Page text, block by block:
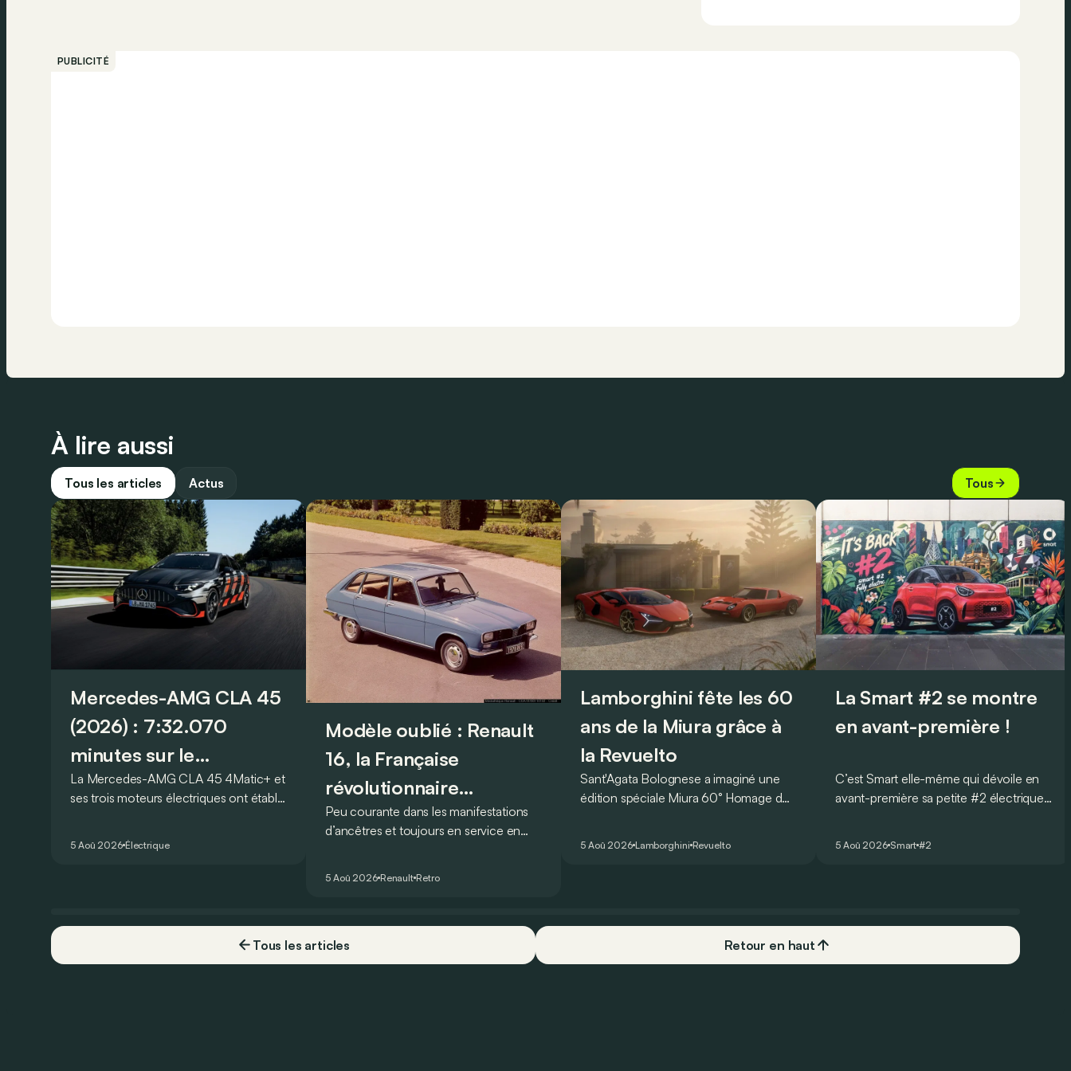
PUBLICITÉ
À lire aussi
Tous les articles Actus Tous
Mercedes-AMG CLA 45
(2026) : 7:32.070
minutes sur le
Nürburgring
La Mercedes-AMG CLA 45 4Matic+ et
ses trois moteurs électriques ont établi
5 Aoû 2026 Électrique
Modèle oublié : Renault
16, la Française
révolutionnaire
injustement méconnue !
Peu courante dans les manifestations
d’ancêtres et toujours en service en
5 Aoû 2026 Renault Retro
Lamborghini fête les 60
ans de la Miura grâce à
la Revuelto
Sant'Agata Bolognese a imaginé une
édition spéciale Miura 60° Homage de
5 Aoû 2026 Lamborghini Revuelto
La Smart #2 se montre
en avant-première !
C’est Smart elle-même qui dévoile en
avant-première sa petite #2 électrique.
5 Aoû 2026 Smart #2
Tous les articles Retour en haut